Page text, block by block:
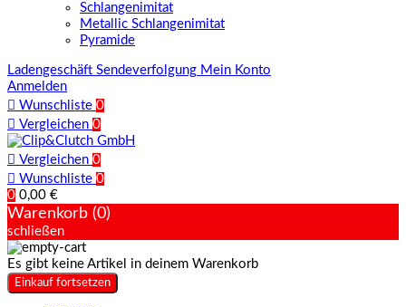
Schlangenimitat
Metallic Schlangenimitat
Pyramide
Ladengeschäft Sendeverfolgung Mein Konto
Anmelden
 Wunschliste 0
 Vergleichen 0
 Vergleichen 0
 Wunschliste 0
0 0,00 €
Warenkorb (0)
schließen
Es gibt keine Artikel in deinem Warenkorb
Einkauf fortsetzen